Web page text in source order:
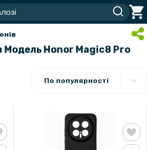
Модель Honor Magic8 Pro
По популярності